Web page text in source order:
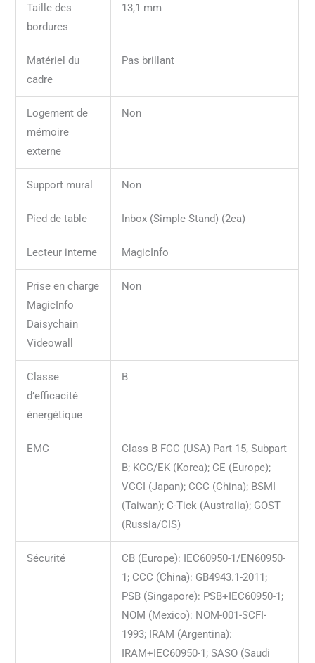
Taille des
bordures
13,1 mm
Matériel du
cadre
Pas brillant
Logement de
mémoire
externe
Non
Support mural Non
Pied de table Inbox (Simple Stand) (2ea)
Lecteur interne MagicInfo
Prise en charge
MagicInfo
Daisychain
Videowall
Non
Classe
d’efficacité
énergétique
B
EMC
Class B FCC (USA) Part 15, Subpart
B; KCC/EK (Korea); CE (Europe);
VCCI (Japan); CCC (China); BSMI
(Taiwan); C-Tick (Australia); GOST
(Russia/CIS)
Sécurité
CB (Europe): IEC60950-1/EN60950-
1; CCC (China): GB4943.1-2011;
PSB (Singapore): PSB+IEC60950-1;
NOM (Mexico): NOM-001-SCFI-
1993; IRAM (Argentina):
IRAM+IEC60950-1; SASO (Saudi